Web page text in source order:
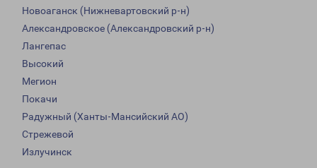
Новоаганск (Нижневартовский р-н)
Александровское (Александровский р-н)
Лангепас
Высокий
Мегион
Покачи
Радужный (Ханты-Мансийский АО)
Стрежевой
Излучинск